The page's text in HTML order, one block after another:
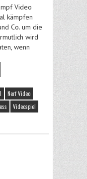
Video
kämpfen
Co. um die
wird
wenn
Nerf Video
Videospiel